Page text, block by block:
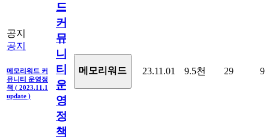
공지
공지
메모리워드 커
뮤니티 운영정
책 ( 2023.11.1
update )
드
커
뮤
니
티
운
영
정
책
메모리워드 23.11.01 9.5천 29 9